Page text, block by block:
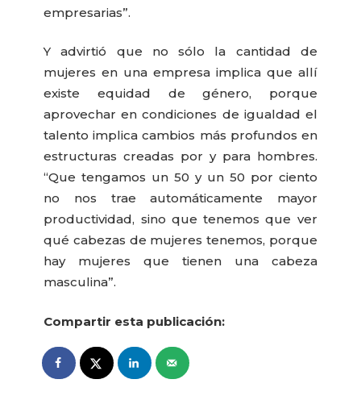
empresarias”.
Y advirtió que no sólo la cantidad de
mujeres en una empresa implica que allí
existe equidad de género, porque
aprovechar en condiciones de igualdad el
talento implica cambios más profundos en
estructuras creadas por y para hombres.
“Que tengamos un 50 y un 50 por ciento
no nos trae automáticamente mayor
productividad, sino que tenemos que ver
qué cabezas de mujeres tenemos, porque
hay mujeres que tienen una cabeza
masculina”.
Compartir esta publicación: